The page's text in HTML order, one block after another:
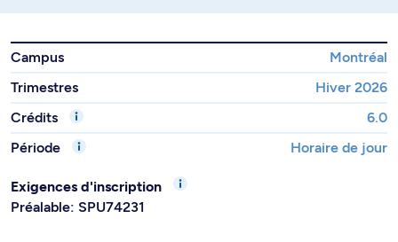
Campus
Montréal
Trimestres
Hiver 2026
Crédits
6.0
Période
Horaire de jour
Exigences d'inscription
Préalable: SPU74231